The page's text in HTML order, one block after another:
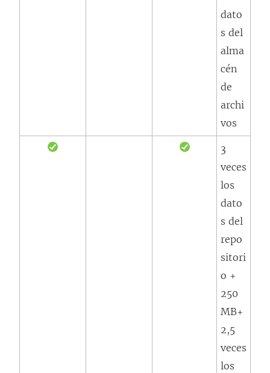
dato
s del
alma
cén
de
archi
vos
3
veces
los
dato
s del
repo
sitori
o +
250
MB+
2,5
veces
los